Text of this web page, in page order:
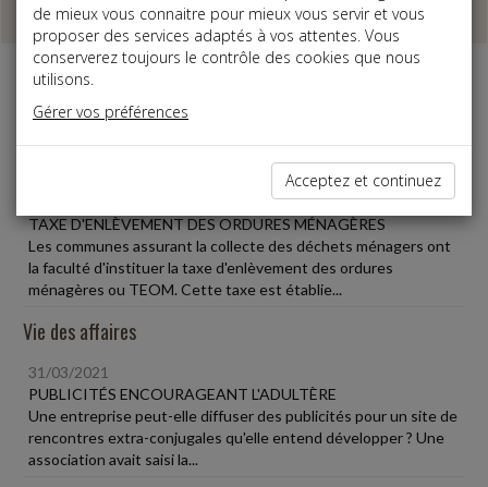
Dépêches
Liste des dernières dépêches
TAXE D'ENLÈVEMENT DES ORDURES MÉNAGÈRES
Les communes assurant la collecte des déchets ménagers ont
la faculté d'instituer la taxe d'enlèvement des ordures
ménagères ou TEOM. Cette taxe est établie...
Vie des affaires
31/03/2021
PUBLICITÉS ENCOURAGEANT L'ADULTÈRE
Une entreprise peut-elle diffuser des publicités pour un site de
rencontres extra-conjugales qu'elle entend développer ? Une
association avait saisi la...
de mieux vous connaitre pour mieux vous servir et vous
proposer des services adaptés à vos attentes. Vous
conserverez toujours le contrôle des cookies que nous
utilisons.
Gérer vos préférences
Acceptez et continuez